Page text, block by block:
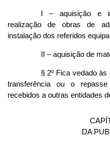
I – aquisição e
realização de obras de
instalação dos referidos
II – aquisição de
§ 2º Fica vedado
transferência ou o
recebidos a outras entidades
DA